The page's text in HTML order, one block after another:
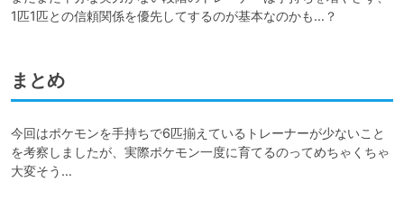
1匹1匹との信頼関係を優先してするのが基本なのかも…？
まとめ
今回はポケモンを手持ちで6匹揃えているトレーナーが少ないこと
を考察しましたが、実際ポケモン一度に育てるのってめちゃくちゃ
大変そう…